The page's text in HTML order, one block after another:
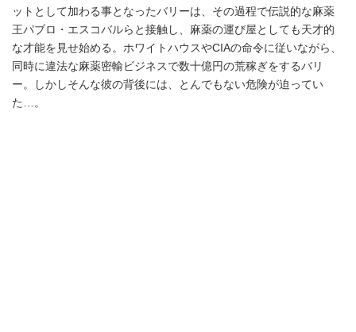
ットとして加わる事となったバリーは、その過程で伝説的な麻薬
王パブロ・エスコバルらと接触し、麻薬の運び屋としても天才的
な才能を見せ始める。ホワイトハウスやCIAの命令に従いながら、
同時に違法な麻薬密輸ビジネスで数十億円の荒稼ぎをするバリ
ー。しかしそんな彼の背後には、とんでもない危険が迫ってい
た…。